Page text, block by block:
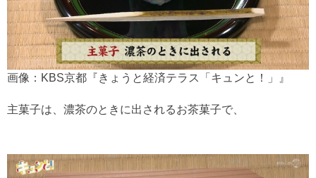
画像：KBS京都『きょうと経済テラス「キュンと！」』
主菓子は、濃茶のときに出されるお茶菓子で、